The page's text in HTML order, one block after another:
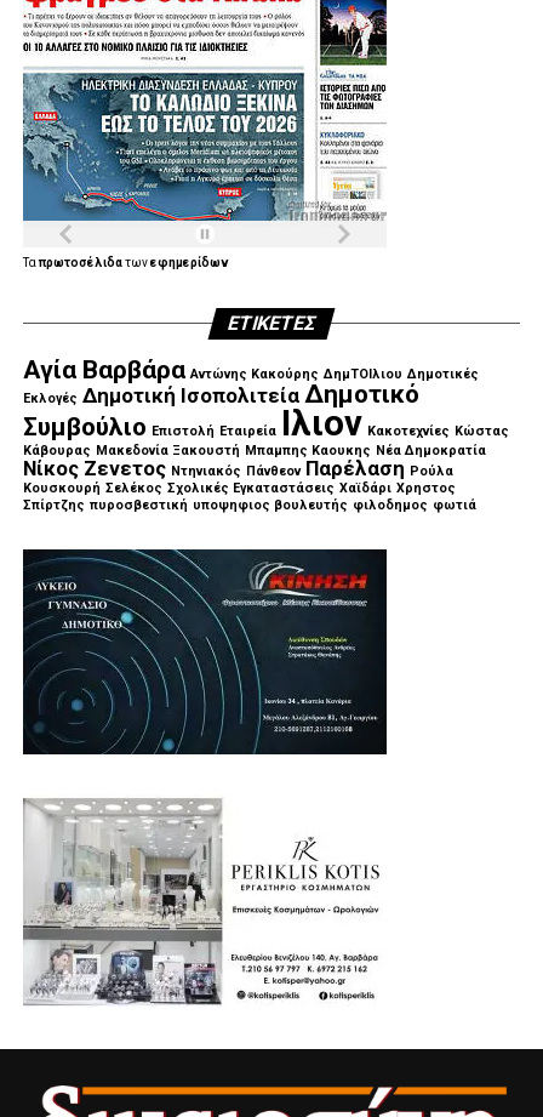
Ταπρωτοσέλιδατωνεφημερίδων
ΕΤΙΚΈΤΕΣ
Αγία Βαρβάρα Αντώνης Κακούρης ΔημΤΟΙλιου Δημοτικές
Εκλογές Δημοτική Ισοπολιτεία Δημοτικό
Συμβούλιο Επιστολή Εταιρεία Ιλιον Κακοτεχνίες Κώστας
Κάβουρας Μακεδονία Ξακουστή Μπαμπης Καουκης Νέα Δημοκρατία
Νίκος Ζενετος Ντηνιακός Πάνθεον Παρέλαση Ρούλα
Κουσκουρή Σελέκος Σχολικές Εγκαταστάσεις Χαϊδάρι Χρηστος
Σπίρτζης πυροσβεστική υποψηφιος βουλευτής φιλοδημος φωτιά